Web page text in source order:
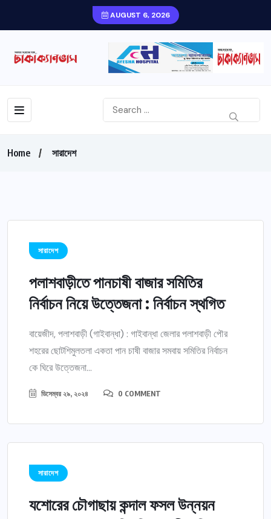
AUGUST 6, 2026
Home সারাদেশ
সারাদেশ
পলাশবাড়ীতে পানচাষী বাজার সমিতির
নির্বাচন নিয়ে উত্তেজনা : নির্বাচন স্থগিত
বায়েজীদ, পলাশবাড়ী (গাইবান্ধা) : গাইবান্ধা জেলার পলাশবাড়ী পৌর
শহরের ছোটশিমুলতলা একতা পান চাষী বাজার সমবায় সমিতির নির্বাচন
কে ঘিরে উত্তেজনা...
ডিসেম্বর ২৯, ২০২৪ 0 COMMENT
সারাদেশ
যশোরের চৌগাছায় কন্দাল ফসল উন্নয়ন